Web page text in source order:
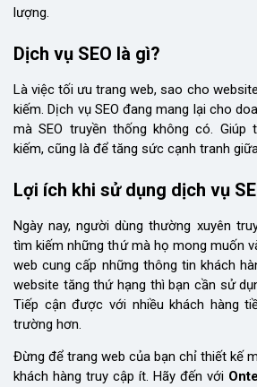
lượng.
Dịch vụ SEO là gì?
Là việc tối ưu trang web, sao cho
kiếm. Dịch vụ SEO đang mang lại cho
mà SEO truyền thống không có. Giúp
kiếm, cũng là để tăng sức cạnh tranh
Lợi ích khi sử dụng dịch vụ
Ngày nay, người dùng thường xuyên
tìm kiếm những thứ mà họ mong muốn
web cung cấp những thông tin khách
website tăng thứ hạng thì bạn cần sử
Tiếp cận được với nhiều khách hàng
trường hơn.
Đừng để trang web của bạn chỉ thiết kế
khách hàng truy cập ít. Hãy đến với